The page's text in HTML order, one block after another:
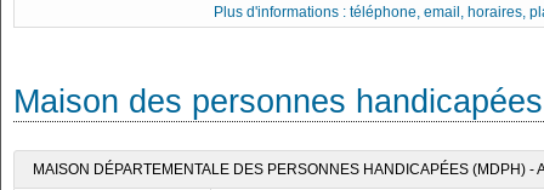
Plus d'informations : téléphone, email, horaires,
Maison des personnes
MAISON DÉPARTEMENTALE DES PERSONNES HANDICAPÉES (MDPH) -